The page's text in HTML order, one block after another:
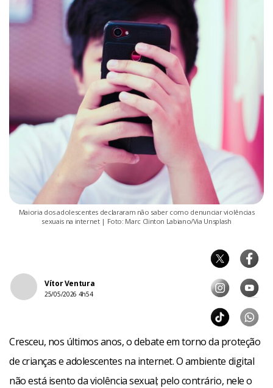
Maioria dos adolescentes declararam não saber como denunciar violências
sexuais na internet | Foto: Marc Clinton Labiano/Via Unsplash
Vítor Ventura
25/05/2026 4h54
Cresceu, nos últimos anos, o debate em torno da proteção
de crianças e adolescentes na internet. O ambiente digital
não está isento da violência sexual; pelo contrário, nele o